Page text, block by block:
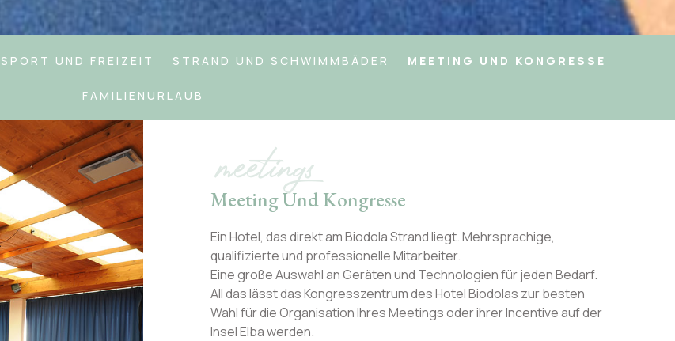
SPORT UND FREIZEIT STRAND UND SCHWIMMBÄDER MEETING UND KONGRESSE
FAMILIENURLAUB
Meeting Und Kongresse
meetings
Ein Hotel, das direkt am Biodola Strand liegt. Mehrsprachige,
qualifizierte und professionelle Mitarbeiter.
Eine große Auswahl an Geräten und Technologien für jeden Bedarf.
All das lässt das Kongresszentrum des Hotel Biodolas zur besten
Wahl für die Organisation Ihres Meetings oder ihrer Incentive auf der
Insel Elba werden.